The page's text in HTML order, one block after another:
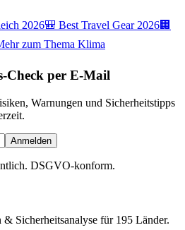
2026🎒 Best Travel Gear 2026🏢
zum Thema Klima
Check per E-Mail
Warnungen und Sicherheitstipps
Anmelden
DSGVO-konform.
Sicherheitsanalyse für 195 Länder.